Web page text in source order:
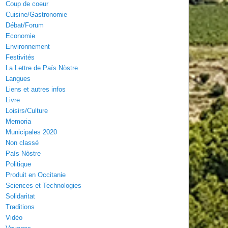
Coup de coeur
Cuisine/Gastronomie
Débat/Forum
Economie
Environnement
Festivités
La Lettre de País Nòstre
Langues
Liens et autres infos
Livre
Loisirs/Culture
Memoria
Municipales 2020
Non classé
País Nòstre
Politique
Produit en Occitanie
Sciences et Technologies
Solidaritat
Traditions
Vidéo